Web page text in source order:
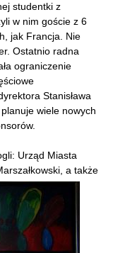
studentki z
w nim goście z 6
jak Francja. Nie
Ostatnio radna
ograniczenie
Stanisława
wiele nowych
Urząd Miasta
a także